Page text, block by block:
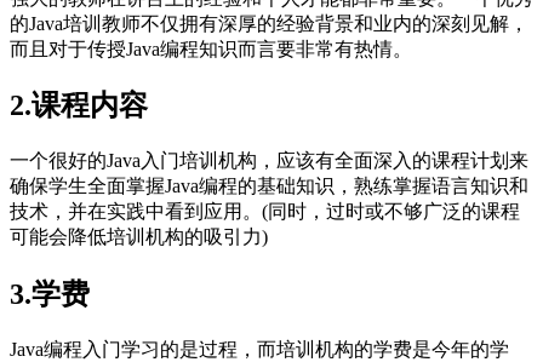
的Java培训教师不仅拥有深厚的经验背景和业内的深刻见解，
而且对于传授Java编程知识而言要非常有热情。
2.课程内容
一个很好的Java入门培训机构，应该有全面深入的课程计划来
确保学生全面掌握Java编程的基础知识，熟练掌握语言知识和
技术，并在实践中看到应用。(同时，过时或不够广泛的课程
可能会降低培训机构的吸引力)
3.学费
Java编程入门学习的是过程，而培训机构的学费是今年的学